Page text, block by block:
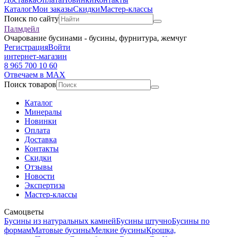
КаталогМои заказыСкидкиМастер-классы
Поиск по сайту
Палмдейл
Очарование бусинами - бусины, фурнитура, жемчуг
РегистрацияВойти
интернет-магазин
8 965 700 10 60
Отвечаем в MAX
Поиск товаров
Каталог
Минералы
Новинки
Оплата
Доставка
Контакты
Скидки
Отзывы
Новости
Экспертиза
Мастер-классы
Самоцветы
Бусины из натуральных камнейБусины штучноБусины по
формамМатовые бусиныМелкие бусиныКрошка,